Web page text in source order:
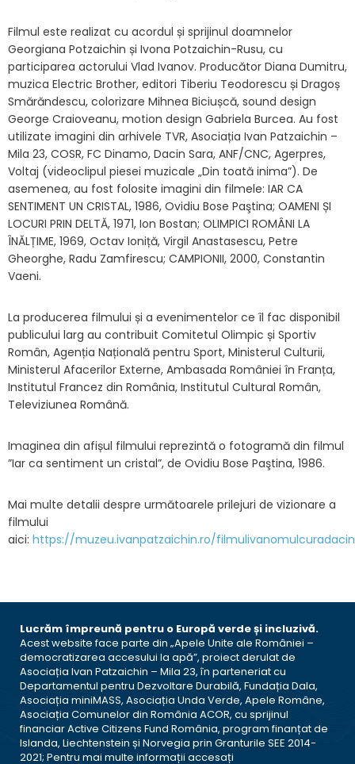
Filmul este realizat cu acordul și sprijinul doamnelor
Georgiana Potzaichin și Ivona Potzaichin-Rusu, cu
participarea actorului Vlad Ivanov. Producător Diana Dumitru,
muzica Electric Brother, editori Tiberiu Teodorescu și Dragoș
Smărăndescu, colorizare Mihnea Biciușcă, sound design
George Craioveanu, motion design Gabriela Burcea. Au fost
utilizate imagini din arhivele TVR, Asociația Ivan Patzaichin –
Mila 23, COSR, FC Dinamo, Dacin Sara, ANF/CNC, Agerpres,
Voltaj (videoclipul piesei muzicale „Din toată inima”). De
asemenea, au fost folosite imagini din filmele: IAR CA
SENTIMENT UN CRISTAL, 1986, Ovidiu Bose Paştina; OAMENI ȘI
LOCURI PRIN DELTĂ, 1971, Ion Bostan; OLIMPICI ROMÂNI LA
ÎNĂLȚIME, 1969, Octav Ioniță, Virgil Anastasescu, Petre
Gheorghe, Radu Zamfirescu; CAMPIONII, 2000, Constantin
Vaeni.
La producerea filmului și a evenimentelor ce îl fac disponibil
publicului larg au contribuit Comitetul Olimpic și Sportiv
Român, Agenția Națională pentru Sport, Ministerul Culturii,
Ministerul Afacerilor Externe, Ambasada României în Franța,
Institutul Francez din România, Institutul Cultural Român,
Televiziunea Română.
Imaginea din afișul filmului reprezintă o fotogramă din filmul
”Iar ca sentiment un cristal”, de Ovidiu Bose Paştina, 1986.
Mai multe detalii despre următoarele prilejuri de vizionare a
filmului
aici: https://muzeu.ivanpatzaichin.ro/
Lucrăm împreună pentru o Europă verde și incluzivă.
Acest website face parte din „Apele Unite ale României –
democratizarea accesului la apă”, proiect derulat de
Asociația Ivan Patzaichin – Mila 23, în parteneriat cu
Departamentul pentru Dezvoltare Durabilă, Fundația Dala,
Asociația miniMASS, Asociația Unda Verde, Apele Române,
Asociația Comunelor din România ACOR, cu sprijinul
financiar Active Citizens Fund România, program finanțat de
Islanda, Liechtenstein și Norvegia prin Granturile SEE 2014-
2021; Pentru mai multe informații accesați